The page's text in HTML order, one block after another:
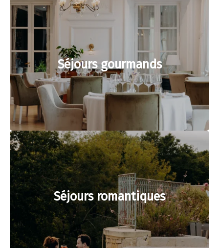
Séjours gourmands
Séjours romantiques